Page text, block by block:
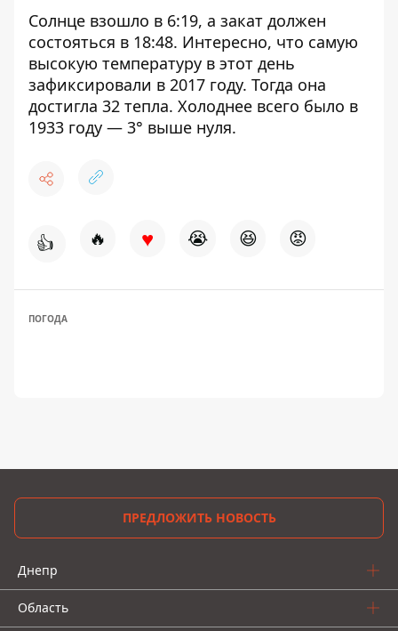
Солнце взошло в 6:19, а закат должен
состояться в 18:48. Интересно, что самую
высокую температуру в этот день
зафиксировали в 2017 году. Тогда она
достигла 32 тепла. Холоднее всего было в
1933 году — 3° выше нуля.
👍 🔥 ♥ 😭 😆 😡
ПОГОДА
ПРЕДЛОЖИТЬ НОВОСТЬ
Днепр
Область